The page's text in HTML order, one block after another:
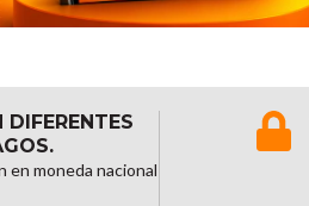
moneda nacional